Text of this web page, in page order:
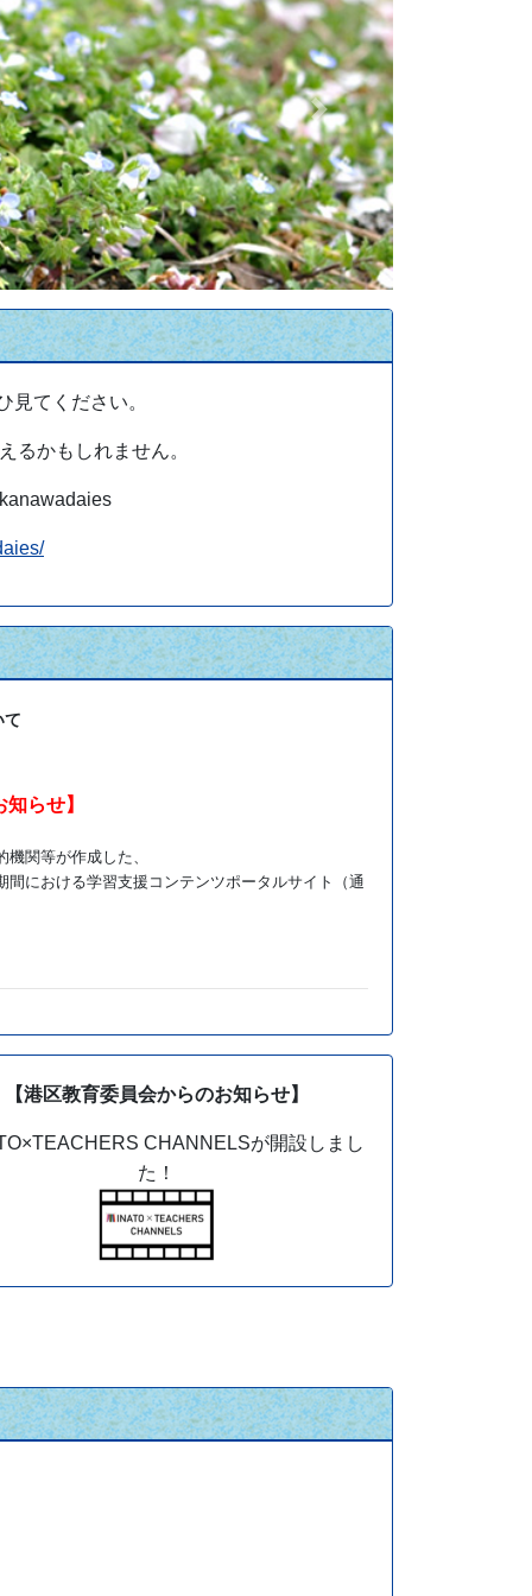
Next
てください。
るかもしれません。
て
らせ】
関等が作成した、
における学習支援コンテンツポータルサイト（通
【港区教育委員会からのお知らせ】
CHANNELSが開設しまし
た！